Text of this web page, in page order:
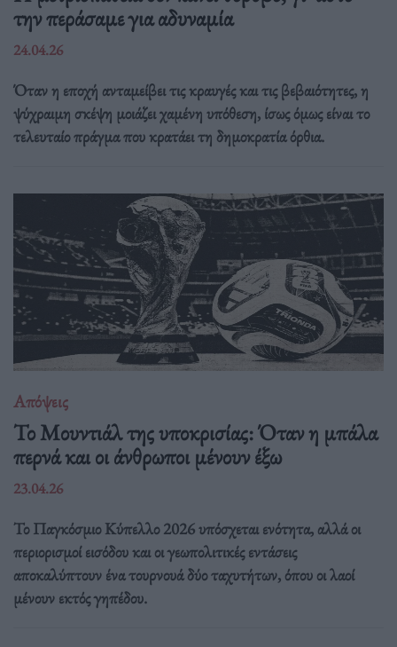
την περάσαμε για αδυναμία
24.04.26
Όταν η εποχή ανταμείβει τις κραυγές και τις βεβαιότητες, η
ψύχραιμη σκέψη μοιάζει χαμένη υπόθεση, ίσως όμως είναι το
τελευταίο πράγμα που κρατάει τη δημοκρατία όρθια.
Απόψεις
Το Μουντιάλ της υποκρισίας: Όταν η μπάλα
περνά και οι άνθρωποι μένουν έξω
23.04.26
Το Παγκόσμιο Κύπελλο 2026 υπόσχεται ενότητα, αλλά οι
περιορισμοί εισόδου και οι γεωπολιτικές εντάσεις
αποκαλύπτουν ένα τουρνουά δύο ταχυτήτων, όπου οι λαοί
μένουν εκτός γηπέδου.